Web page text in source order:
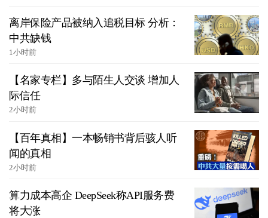
离岸保险产品被纳入追税目标 分析：
中共缺钱
1小时前
【名家专栏】多与陌生人交谈 增加人
际信任
2小时前
【百年真相】一本畅销书背后骇人听
闻的真相
2小时前
算力成本高企 DeepSeek称API服务费
将大涨